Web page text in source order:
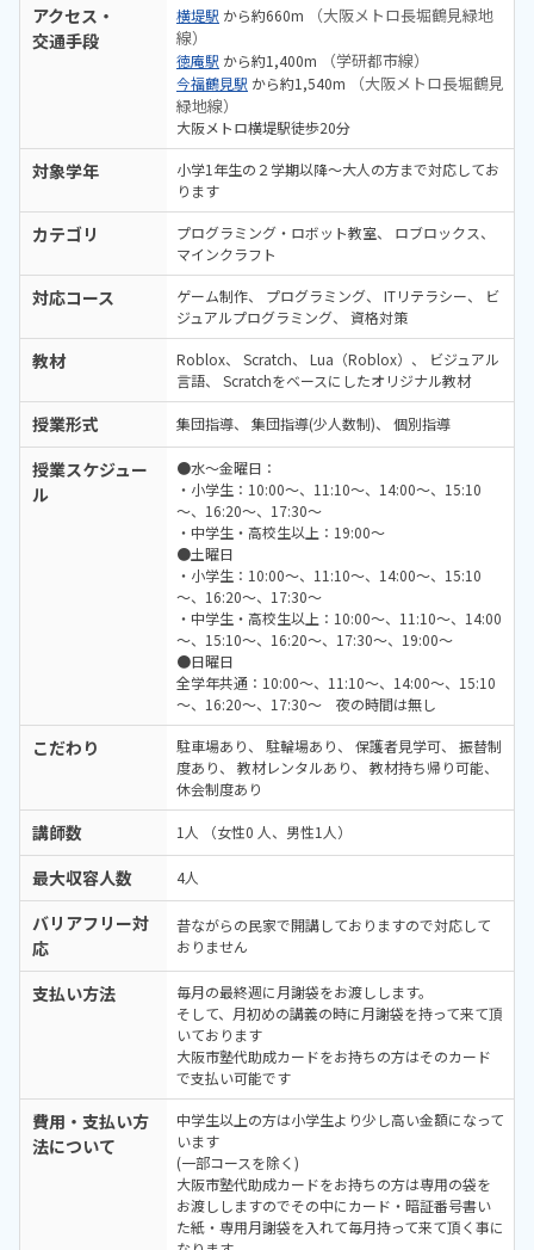
アクセス・
交通手段
横堤駅 から約660m
（大阪メトロ長堀鶴見緑地
線）
徳庵駅 から約1,400m （学研都市線）
今福鶴見駅 から約1,540m
（大阪メトロ長堀鶴見
緑地線）
大阪メトロ横堤駅徒歩20分
対象学年
小学1年生の２学期以降～大人の方まで対応してお
ります
カテゴリ プログラミング・ロボット教室
ロブロックス
マインクラフト
対応コース ゲーム制作 プログラミング ITリテラシー
ビ
ジュアルプログラミング
資格対策
教材 Roblox Scratch Lua（Roblox）
ビジュアル
言語
Scratchをベースにしたオリジナル教材
授業形式 集団指導 集団指導(少人数制) 個別指導
授業スケジュー
ル
●水～金曜日：
・小学生：10:00～、11:10～、14:00～、15:10
～、16:20～、17:30～
・中学生・高校生以上：19:00～
●土曜日
・小学生：10:00～、11:10～、14:00～、15:10
～、16:20～、17:30～
・中学生・高校生以上：10:00～、11:10～、14:00
～、15:10～、16:20～、17:30～、19:00～
●日曜日
全学年共通：10:00～、11:10～、14:00～、15:10
～、16:20～、17:30～ 夜の時間は無し
こだわり 駐車場あり 駐輪場あり 保護者見学可
振替制
度あり
教材レンタルあり
教材持ち帰り可能
休会制度あり
講師数 1人 （女性0 人、男性1人）
最大収容人数 4人
バリアフリー対
応
昔ながらの民家で開講しておりますので対応して
おりません
支払い方法
毎月の最終週に月謝袋をお渡しします。
そして、月初めの講義の時に月謝袋を持って来て頂
いております
大阪市塾代助成カードをお持ちの方はそのカード
で支払い可能です
費用・支払い方
法について
中学生以上の方は小学生より少し高い金額になって
います
(一部コースを除く)
大阪市塾代助成カードをお持ちの方は専用の袋を
お渡ししますのでその中にカード・暗証番号書い
た紙・専用月謝袋を入れて毎月持って来て頂く事に